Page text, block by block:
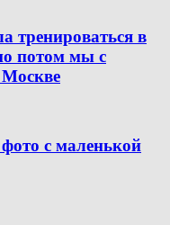
тренироваться в
потом мы с
Москве
с маленькой